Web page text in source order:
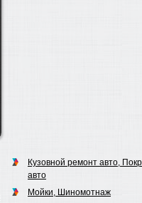
Кузовной ремонт авто,
авто
Мойки, Шиномотнаж